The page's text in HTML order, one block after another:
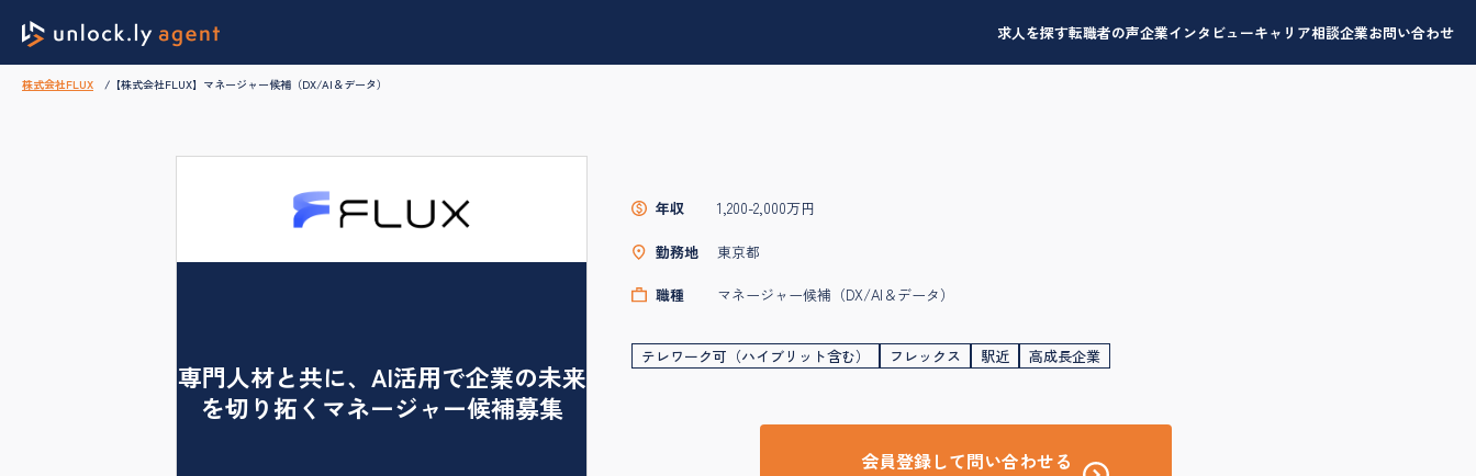
求人を探す転職者の声企業インタビューキャリア相談企業お問い合わせ
株式会社FLUX 【株式会社FLUX】マネージャー候補（DX/AI＆データ）
専門人材と共に、AI活用で企業の未来
を切り拓くマネージャー候補募集
年収 1,200-2,000万円
勤務地 東京都
職種 マネージャー候補（DX/AI＆データ）
テレワーク可（ハイブリット含む） フレックス 駅近 高成長企業
会員登録して問い合わせる